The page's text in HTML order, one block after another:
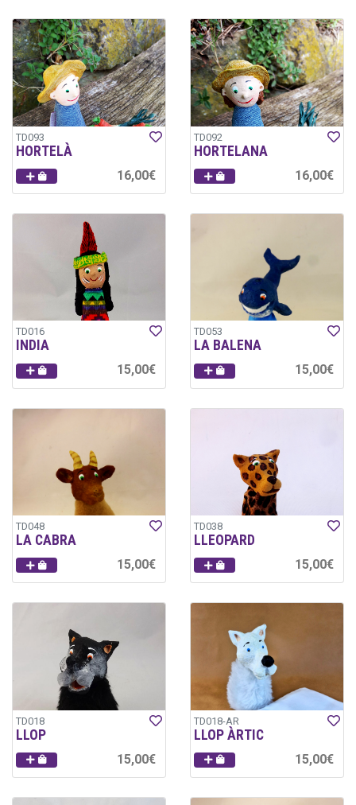
TD093
HORTELÀ
16,00€
TD092
HORTELANA
16,00€
TD016
INDIA
15,00€
TD053
LA BALENA
15,00€
TD048
LA CABRA
15,00€
TD038
LLEOPARD
15,00€
TD018
LLOP
15,00€
TD018-AR
LLOP ÀRTIC
15,00€